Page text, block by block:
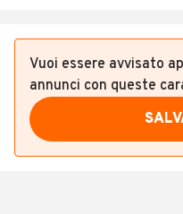
Vuoi essere avvisato
annunci con queste